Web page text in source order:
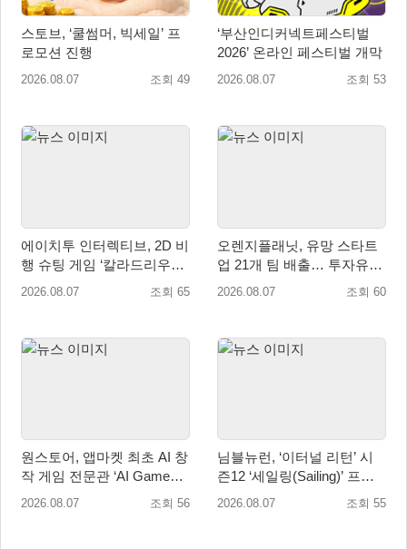
스토브, ‘쿨썸머, 빅세일’ 프
로모션 진행
2026.08.07 조회 49
‘부산인디커넥트페스티벌
2026’ 온라인 페스티벌 개막
2026.08.07 조회 53
에이치투 인터렉티브, 2D 비
행 슈팅 게임 ‘칼라드리우스
2/다크 엘레멘트’ 올 겨울 전
2026.08.07 조회 65
오렌지플래닛, 유망 스타트
업 21개 팀 배출… 투자유치∙
매출성장 성과 눈길
2026.08.07 조회 60
원스토어, 앱마켓 최초 AI 창
작 게임 전문관 ‘AI Games’
오픈
2026.08.07 조회 56
님블뉴런, ‘이터널 리턴’ 시
즌12 ‘세일링(Sailing)’ 프리
시즌 시작
2026.08.07 조회 55